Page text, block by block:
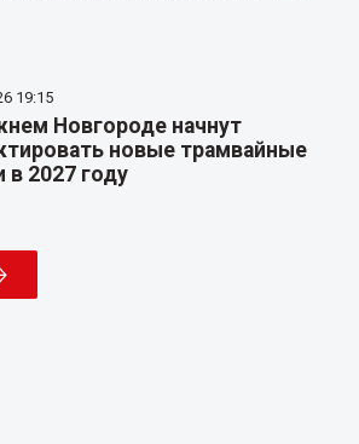
19:15
Новгороде начнут
новые трамвайные
в 2027 году